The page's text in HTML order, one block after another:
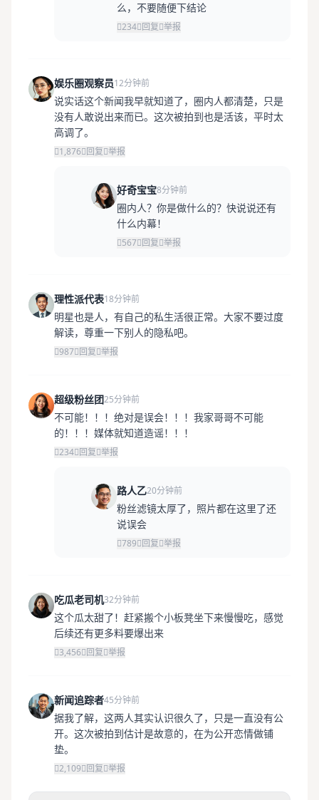
么，不要随便下结论
234 回复 举报
娱乐圈观察员12分钟前
说实话这个新闻我早就知道了，圈内人都清楚，只是
没有人敢说出来而已。这次被拍到也是活该，平时太
高调了。
1,876 回复 举报
好奇宝宝8分钟前
圈内人？你是做什么的？快说说还有
什么内幕！
567 回复 举报
理性派代表18分钟前
明星也是人，有自己的私生活很正常。大家不要过度
解读，尊重一下别人的隐私吧。
987 回复 举报
超级粉丝团25分钟前
不可能！！！绝对是误会！！！我家哥哥不可能
的！！！媒体就知道造谣！！！
234 回复 举报
路人乙20分钟前
粉丝滤镜太厚了，照片都在这里了还
说误会
789 回复 举报
吃瓜老司机32分钟前
这个瓜太甜了！赶紧搬个小板凳坐下来慢慢吃，感觉
后续还有更多料要爆出来
3,456 回复 举报
新闻追踪者45分钟前
据我了解，这两人其实认识很久了，只是一直没有公
开。这次被拍到估计是故意的，在为公开恋情做铺
垫。
2,109 回复 举报